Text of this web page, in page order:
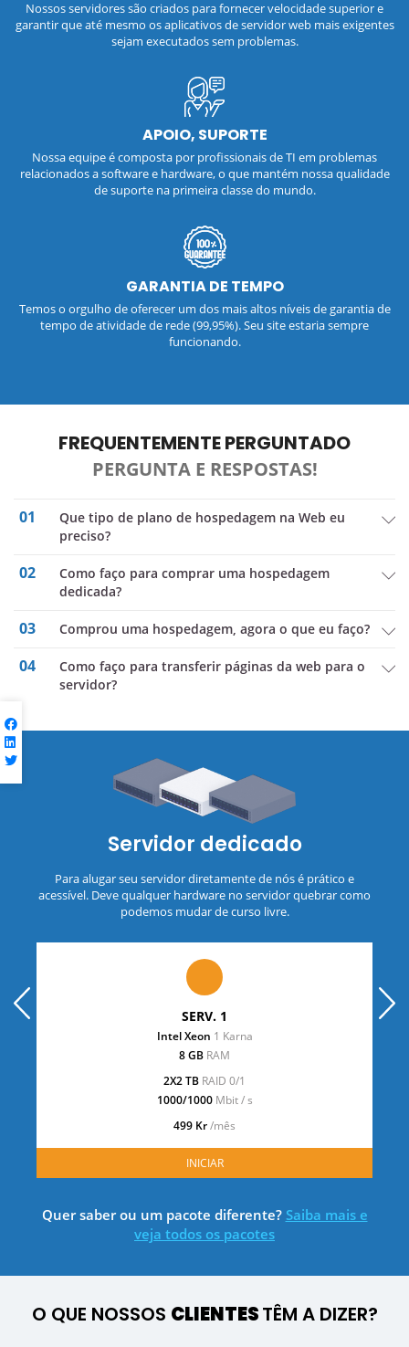
Nossos servidores são criados para fornecer velocidade superior e
garantir que até mesmo os aplicativos de servidor web mais exigentes
sejam executados sem problemas.
APOIO, SUPORTE
Nossa equipe é composta por profissionais de TI em problemas
relacionados a software e hardware, o que mantém nossa qualidade
de suporte na primeira classe do mundo.
GARANTIA DE TEMPO
Temos o orgulho de oferecer um dos mais altos níveis de garantia de
tempo de atividade de rede (99,95%). Seu site estaria sempre
funcionando.
FREQUENTEMENTE PERGUNTADO
PERGUNTA E RESPOSTAS!
01
Que tipo de plano de hospedagem na Web eu
preciso?
02
Como faço para comprar uma hospedagem
dedicada?
03 comprou uma hospedagem, agora o que eu faço?
04
Como faço para transferir páginas da web para o
servidor?
Servidor dedicado
Para alugar seu servidor diretamente de nós é prático e
acessível. Deve qualquer hardware no servidor quebrar como
podemos mudar de curso livre.
SERV. 1
Intel Xeon 1 Karna
8 GB RAM
2X2 TB RAID 0/1
1000/1000 Mbit / s
499 Kr/mês
INICIAR
Quer saber ou um pacote diferente? Saiba mais e
veja todos os pacotes
prev next
O QUE NOSSOS CLIENTESTÊM A DIZER?